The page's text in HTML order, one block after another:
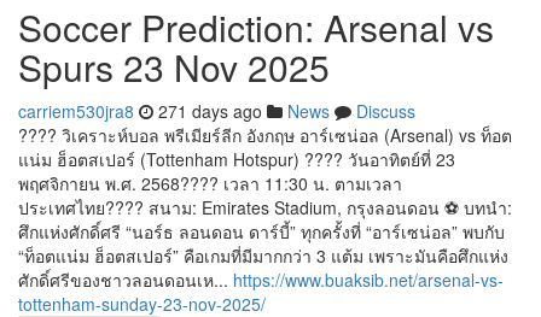
Soccer Prediction: Arsenal vs
Spurs 23 Nov 2025
carriem530jra8 271 days ago News
Discuss
???? วิเคราะห์บอล พรีเมียร์ลีก อังกฤษ อาร์เซน่อล (Arsenal) vs ท็อต
แน่ม ฮ็อตสเปอร์ (Tottenham Hotspur) ???? วันอาทิตย์ที่ 23
พฤศจิกายน พ.ศ. 2568???? เวลา 11:30 น. ตามเวลา
ประเทศไทย???? สนาม: Emirates Stadium, กรุงลอนดอน ⚽ บทนำ:
ศึกแห่งศักดิ์ศรี “นอร์ธ ลอนดอน ดาร์บี้” ทุกครั้งที่ “อาร์เซน่อล” พบกับ
“ท็อตแน่ม ฮ็อตสเปอร์” คือเกมที่มีมากกว่า 3 แต้ม เพราะมันคือศึกแห่ง
ศักดิ์ศรีของชาวลอนดอนเห... https://www.buaksib.net/arsenal-vs-
tottenham-sunday-23-nov-2025/